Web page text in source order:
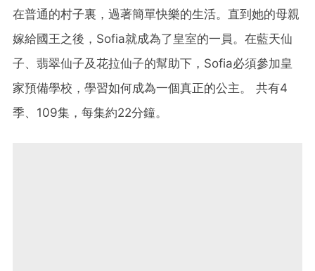
在普通的村子裏，過著簡單快樂的生活。直到她的母親
嫁給國王之後，Sofia就成為了皇室的一員。在藍天仙
子、翡翠仙子及花拉仙子的幫助下，Sofia必須參加皇
家預備學校，學習如何成為一個真正的公主。
共有4
季、109集，每集約22分鐘。